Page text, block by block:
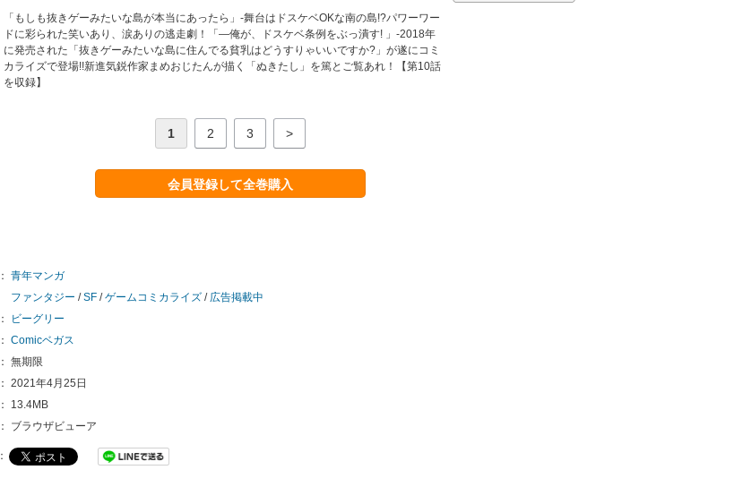
「もしも抜きゲーみたいな島が本当にあったら」-舞台はドスケベOKな南の島!?パワーワー
ドに彩られた笑いあり、涙ありの逃走劇！「―俺が、ドスケベ条例をぶっ潰す! 」-2018年
に発売された「抜きゲーみたいな島に住んでる貧乳はどうすりゃいいですか?」が遂にコミ
カライズで登場!!新進気鋭作家まめおじたんが描く「ぬきたし」を篤とご覧あれ！【第10話
を収録】
1 2 3 >
会員登録して全巻購入
： 青年マンガ
ファンタジー /SF /ゲームコミカライズ / 広告掲載中
：
ビーグリー
： Comicベガス
： 無期限
： 2021年4月25日
：
13.4MB
： ブラウザビューア
：